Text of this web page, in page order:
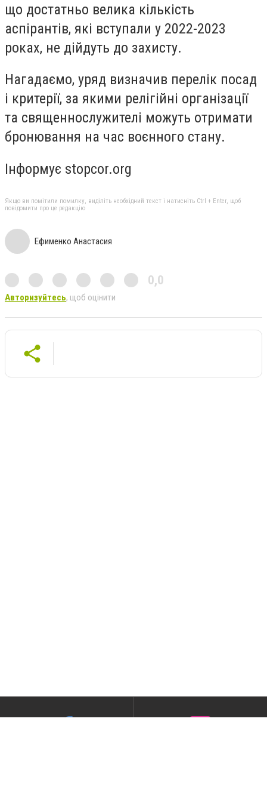
що достатньо велика кількість
аспірантів, які вступали у 2022-2023
роках, не дійдуть до захисту.
Нагадаємо, уряд визначив перелік посад
і критерії, за якими релігійні організації
та священнослужителі можуть отримати
бронювання на час воєнного стану.
Інформує stopcor.org
Якщо ви помітили помилку, виділіть необхідний текст і натисніть Ctrl + Enter, щоб
повідомити про це редакцію
Ефименко Анастасия
0,0
Авторизуйтесь, щоб оцінити